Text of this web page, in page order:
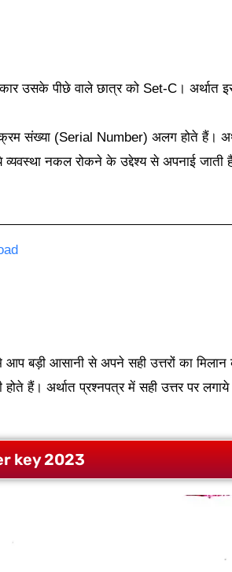
उसके पीछे वाले छात्र को Set-C। अर्थात
संख्या (Serial Number) अलग होते हैं।
व्यवस्था नकल रोकने के उद्देश्य से अपनाई जाती
आप बड़ी आसानी से अपने सही उत्तरों का
हैं। अर्थात प्रश्नपत्र में सही उत्तर पर
key 2023